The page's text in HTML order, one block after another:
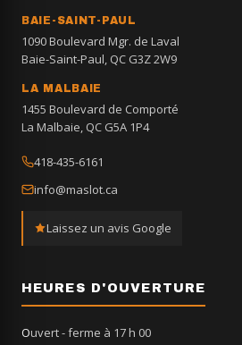
BAIE-SAINT-PAUL
1090 Boulevard Mgr. de Laval
Baie-Saint-Paul, QC G3Z 2W9
LA MALBAIE
1455 Boulevard de Comporté
La Malbaie, QC G5A 1P4
418-435-6161
info@maslot.ca
Laissez un avis Google
HEURES D'OUVERTURE
Ouvert- ferme à 17 h 00